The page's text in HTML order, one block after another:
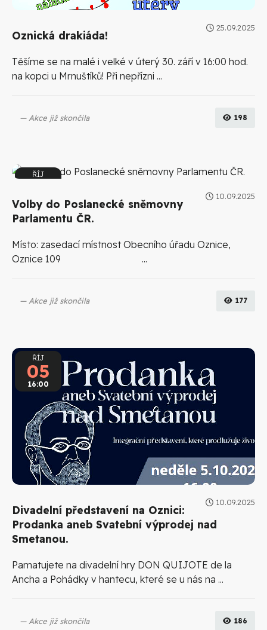
25.09.2025
Oznická drakiáda!
Těšíme se na malé i velké v úterý 30. září v 16:00 hod.
na kopci u Mrnuštíků! Při nepřízni ...
Akce již skončila 198
ŘÍJ
14:00 10.09.2025
Volby do Poslanecké sněmovny
Parlamentu ČR.
Místo: zasedací místnost Obecního úřadu Oznice,
Oznice 109 ...
Akce již skončila 177
ŘÍJ
05
16:00
10.09.2025
Divadelní představení na Oznici:
Prodanka aneb Svatební výprodej nad
Smetanou.
Pamatujete na divadelní hry DON QUIJOTE de la
Ancha a Pohádky v hantecu, které se u nás na ...
Akce již skončila 186